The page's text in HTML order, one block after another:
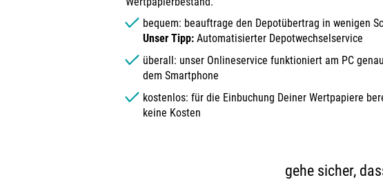
bequem: beauftrage den Depotübertrag in wenigen
Unser Tipp:Automatisierter Depotwechselservice
überall: unser Onlineservice funktioniert am PC
dem Smartphone
kostenlos: für die Einbuchung Deiner Wertpapiere
keine Kosten
gehe sicher,